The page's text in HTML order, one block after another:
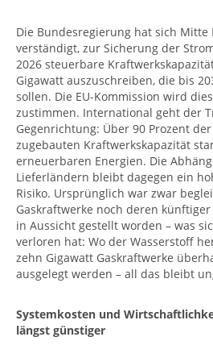
Die Bundesregierung hat sich Mitte
verständigt, zur Sicherung der
2026 steuerbare
Gigawatt auszuschreiben, die bis
sollen. Die EU-Kommission wird
zustimmen. International geht der
Gegenrichtung: Über 90 Prozent
zugebauten Kraftwerkskapazität
erneuerbaren Energien. Die
Lieferländern bleibt dagegen ein
Risiko. Ursprünglich war zwar
Gaskraftwerke noch deren
in Aussicht gestellt worden – was
verloren hat: Wo der Wasserstoff
zehn Gigawatt Gaskraftwerke
ausgelegt werden – all das bleibt
Systemkosten und
längst günstiger